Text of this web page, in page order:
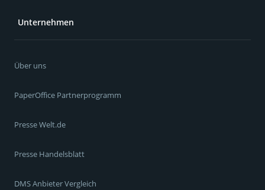
Unternehmen
Über uns
PaperOffice Partnerprogramm
Presse Welt.de
Presse Handelsblatt
DMS Anbieter Vergleich